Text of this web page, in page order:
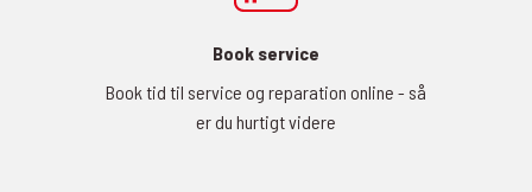
Book service
Book tid til service og reparation online - så
er du hurtigt videre